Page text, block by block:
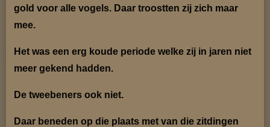
gold voor alle vogels. Daar troostten zij zich maar
mee.
Het was een erg koude periode welke zij in jaren niet
meer gekend hadden.
De tweebeners ook niet.
Daar beneden op die plaats met van die zitdingen